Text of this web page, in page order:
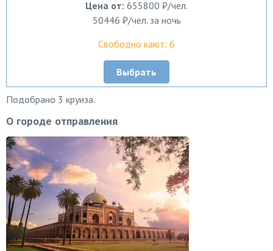
Цена от: 655800 ₽/чел.
50446 ₽/чел. за ночь
Свободно кают: 6
Выбрать
Подобрано 3 круиза.
О городе отправления